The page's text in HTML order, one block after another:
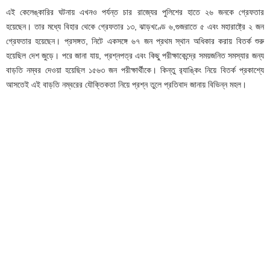
এই কেলেঙ্কারির ঘটনায় এখনও পর্যন্ত চার রাজ্যের পুলিশের হাতে ২৬ জনকে গ্রেফতার
হয়েছেন। তার মধ্যে বিহার থেকে গ্রেফতার ১৩, ঝাড়খণ্ডে ৬,গুজরাতে ৫ এবং মহারাষ্ট্রে ২ জন
গ্রেফতার হয়েছেন। প্রসঙ্গত, নিটে একসঙ্গে ৬৭ জন প্রথম স্থান অধিকার করায় বিতর্ক শুরু
হয়েছিল দেশ জুড়ে। পরে জানা যায়, প্রশ্নপত্র এবং কিছু পরীক্ষাকেন্দ্রে সময়জনিত সমস্যার জন্য
বাড়তি নম্বর দেওয়া হয়েছিল ১৫৬৩ জন পরীক্ষার্থীকে। কিন্তু র‌্যাঙ্কিং নিয়ে বিতর্ক প্রকাশ্যে
আসতেই এই বাড়তি নম্বরের যৌক্তিকতা নিয়ে প্রশ্ন তুলে প্রতিবাদ জানায় বিভিন্ন মহল।